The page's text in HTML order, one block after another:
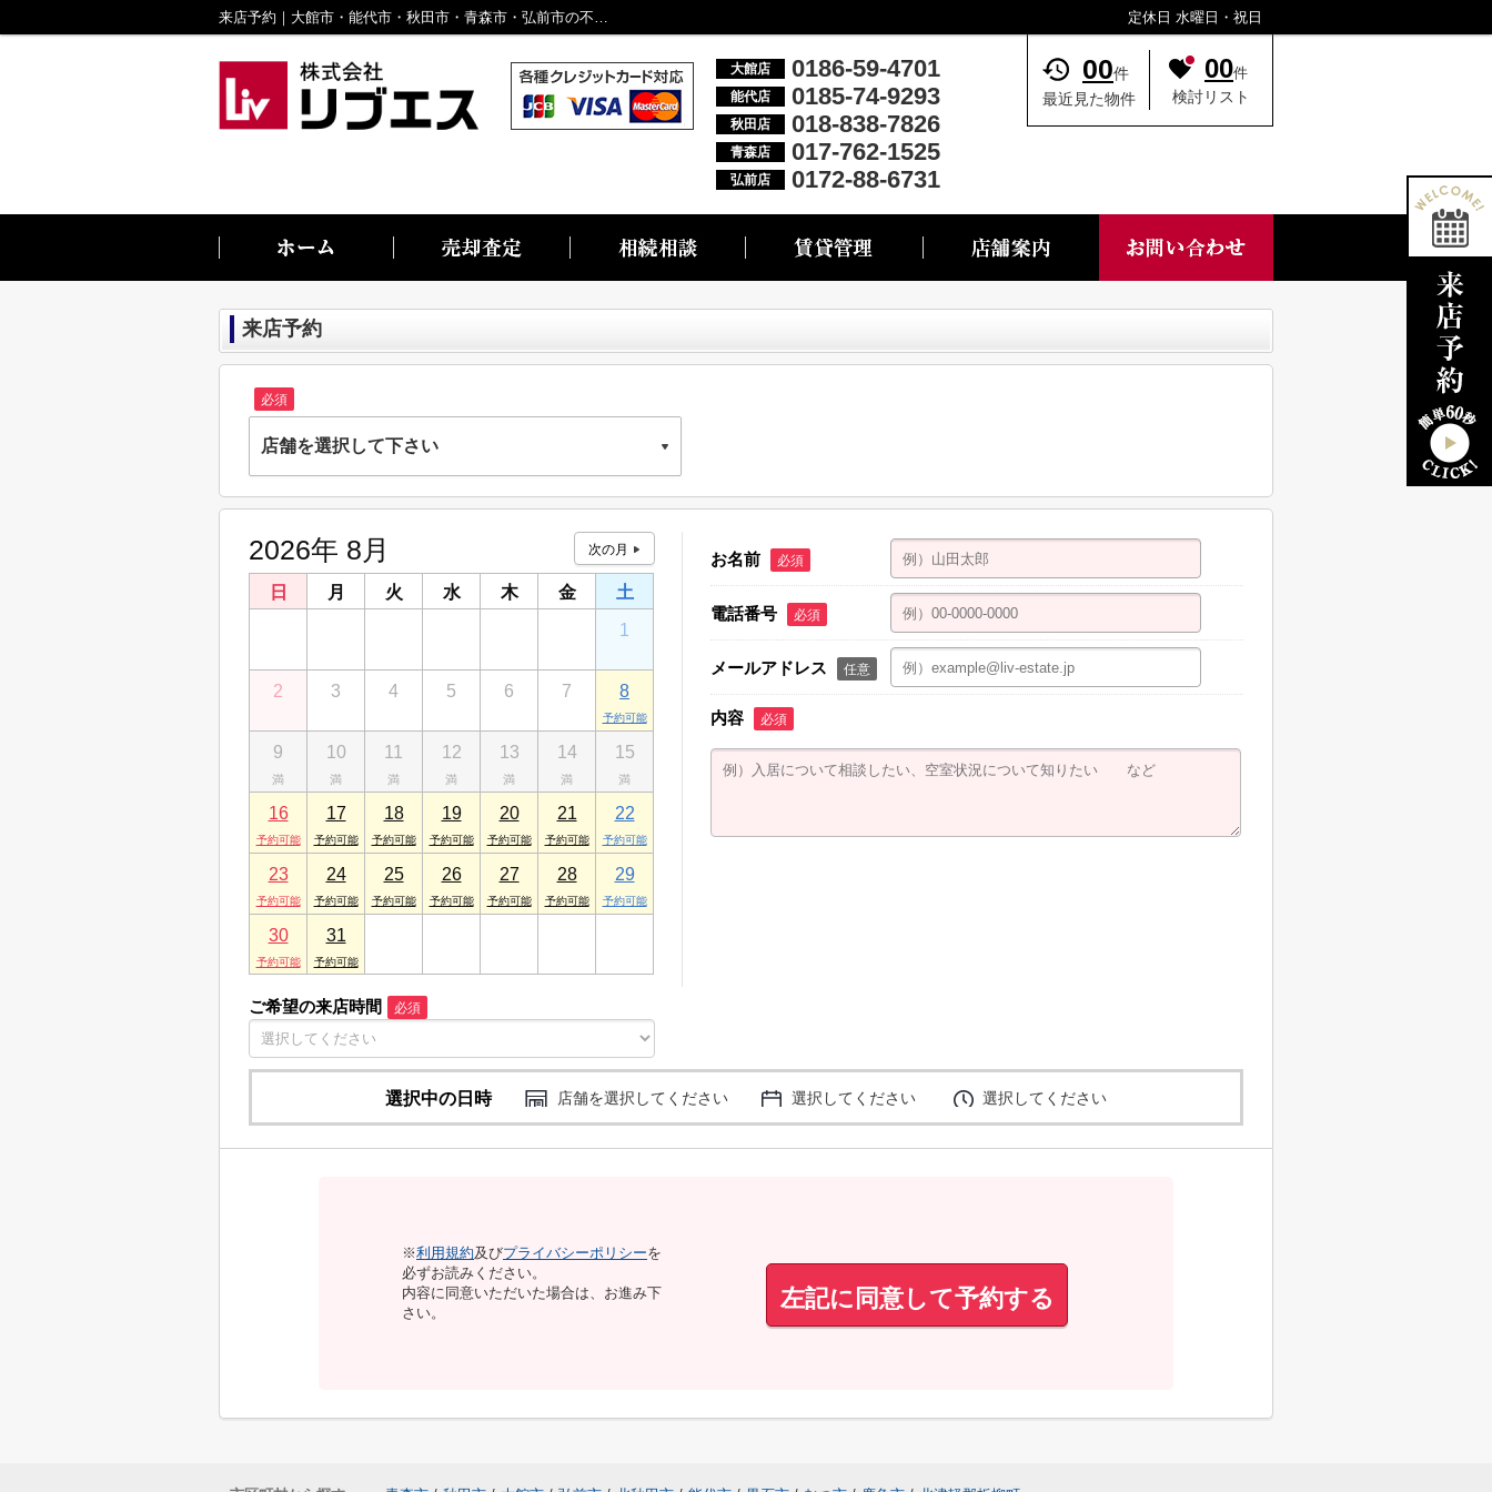
来店予約｜大館市・能代市・秋田市・青森市・弘前市の不動産情報なら株式会社リブエス 定休日 水曜日・祝日
大館店 0186-59-4701
能代店 0185-74-9293
秋田店 018-838-7826
青森店 017-762-1525
弘前店 0172-88-6731
00件
最近見た物件
00件
検討リスト
来店予約
必須
店舗を選択して下さい
株式会社リブエス大館店
株式会社リブエス秋田店
秋田県秋田市泉中央６丁目５番１８号
株式会社リブエス能代店
株式会社リブエス青森店
青森県青森市大字浜田字玉川３４８番地
株式会社リブエス弘前店
青森県弘前市大字早稲田１丁目２番地４
2026年 8月
日 月 火 水 木 金
土
1
2 3 4 5 6 7 8
9 10 11 12 13 14 15
16 17 18 19 20 21 22
23 24 25 26 27 28 29
30 31
ご希望の来店時間 必須
お名前 必須
電話番号 必須
メールアドレス 任意
内容 必須
選択中の日時 店舗を選択してください 選択してください 選択してください
※利用規約及びプライバシーポリシーを
必ずお読みください。
内容に同意いただいた場合は、お進み下
さい。
左記に同意して予約する